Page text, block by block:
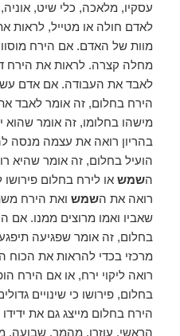
עסקיו, מלאכה, כלי שיט,
לאדם חולה או מטייל, לראות
מוות של האדם. אם הירח
מחלה קצרה. לראות את הירח
לאבד את העבודה. אם אדם
הירח בחלום, זה אומר לאבד
מישהו בחלומו, זה אומר שהוא
בהריון רואה את עצמה מנסה
הועיל בחלום, זה אומר שהיא
השמש או לירח בחלום
רואה את השמש ואת הירח
שאביו ואמו מרוצים ממנו. אם
בחלום, זה אומר שפגיעה
מרכזי בכדי להראות את הכוח
רואה ליקוי ירח, או אם הירח
בחלום, פירושו כי שינויים
הירח בחלום מייצג גם את
הראשי, עוזרו, מהמר,